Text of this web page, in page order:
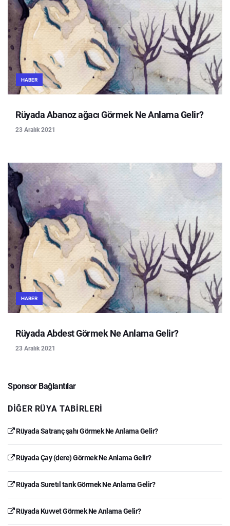
HABER
Rüyada Abanoz ağacı Görmek Ne Anlama Gelir?
23 Aralık 2021
HABER
Rüyada Abdest Görmek Ne Anlama Gelir?
23 Aralık 2021
Sponsor Bağlantılar
DIĞER RÜYA TABIRLERI
Rüyada Satranç şahı Görmek Ne Anlama Gelir?
Rüyada Çay (dere) Görmek Ne Anlama Gelir?
Rüyada Suretıl tarık Görmek Ne Anlama Gelir?
Rüyada Kuvvet Görmek Ne Anlama Gelir?